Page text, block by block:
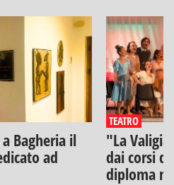
Bagheria il
ad
TEATRO
"La
dai corsi
diploma